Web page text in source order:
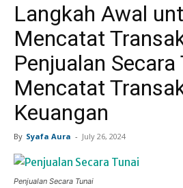
Langkah Awal
Mencatat
Penjualan Secara
Mencatat
Keuangan
By Syafa Aura - July 26, 2024
Penjualan Secara Tunai